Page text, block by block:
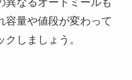
容量や値段が変わって
しましょう。